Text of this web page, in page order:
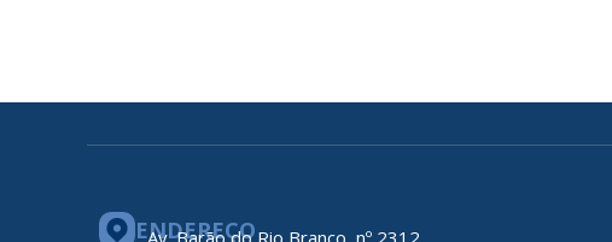
ENDEREÇO
Av. Barão do Rio Branco, nº 2312